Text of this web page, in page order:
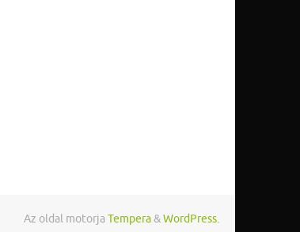
Az oldal motorja Tempera&WordPress.